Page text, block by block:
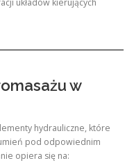
w
hydrauliczne, które
pod odpowiednim
opiera się na: